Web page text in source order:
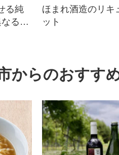
る純
る吟
ほまれ酒造のリキ
ット
からのおすす